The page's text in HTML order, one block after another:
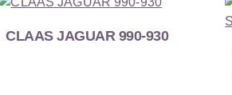
CLAAS JAGUAR 990-930